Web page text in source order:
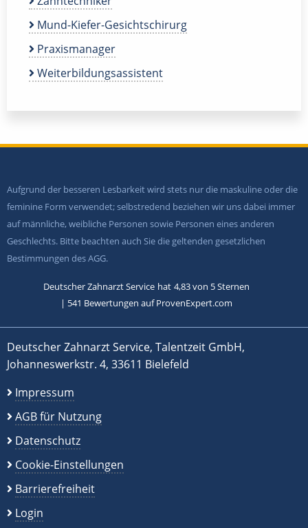
Mund-Kiefer-Gesichtschirurg
Praxismanager
Weiterbildungsassistent
Aufgrund der besseren Lesbarkeit wird stets nur die maskuline oder die
feminine Form verwendet; selbstredend beziehen wir uns dabei immer
auf männliche, weibliche Personen sowie Personen eines anderen
Geschlechts. Bitte beachten auch Sie die geltenden gesetzlichen
Bestimmungen des AGG.
Deutscher Zahnarzt Service hat 4,83von 5Sternen
| 541 Bewertungen auf ProvenExpert.com
Deutscher Zahnarzt Service, Talentzeit GmbH,
Johanneswerkstr. 4, 33611 Bielefeld
Impressum
AGB für Nutzung
Datenschutz
Cookie-Einstellungen
Barrierefreiheit
Login